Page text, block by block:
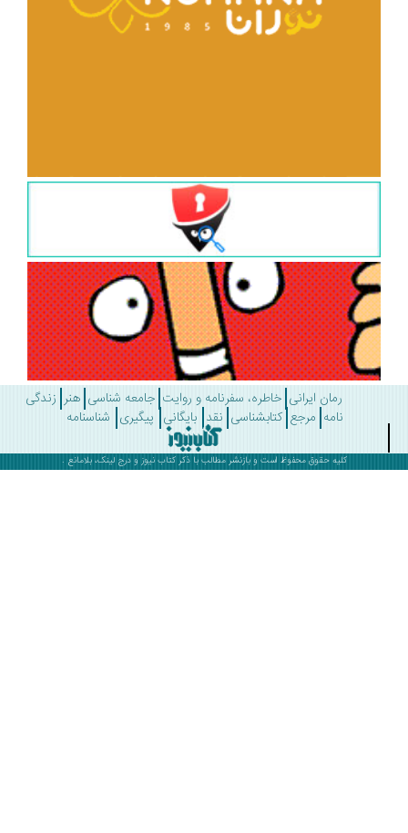
رمان ایرانی خاطره، سفرنامه و روایت جامعه شناسی هنر زندگی
مرجع کتابشناسی نقد بایگانی پیگیری شناسنامه
کلیه حقوق محفوظ است و بازنشر مطالب با ذکرکتاب نیوز و درج لینک، بلامانع .